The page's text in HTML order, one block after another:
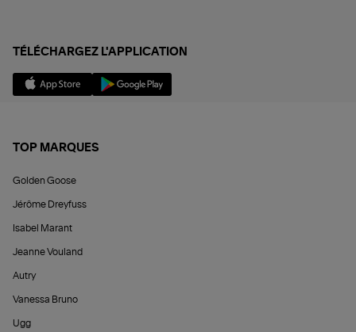
TÉLÉCHARGEZ L'APPLICATION
TOP MARQUES
Golden Goose
Jérôme Dreyfuss
Isabel Marant
Jeanne Vouland
Autry
Vanessa Bruno
Ugg